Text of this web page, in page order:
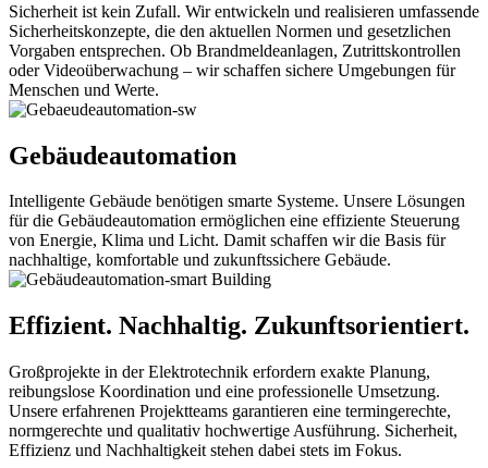
Sicherheit ist kein Zufall. Wir entwickeln und realisieren umfassende
Sicherheitskonzepte, die den aktuellen Normen und gesetzlichen
Vorgaben entsprechen. Ob Brandmeldeanlagen, Zutrittskontrollen
oder Videoüberwachung – wir schaffen sichere Umgebungen für
Menschen und Werte.
Gebäudeautomation
Intelligente Gebäude benötigen smarte Systeme. Unsere Lösungen
für die Gebäudeautomation ermöglichen eine effiziente Steuerung
von Energie, Klima und Licht. Damit schaffen wir die Basis für
nachhaltige, komfortable und zukunftssichere Gebäude.
Effizient. Nachhaltig. Zukunftsorientiert.
Großprojekte in der Elektrotechnik erfordern exakte Planung,
reibungslose Koordination und eine professionelle Umsetzung.
Unsere erfahrenen Projektteams garantieren eine termingerechte,
normgerechte und qualitativ hochwertige Ausführung. Sicherheit,
Effizienz und Nachhaltigkeit stehen dabei stets im Fokus.